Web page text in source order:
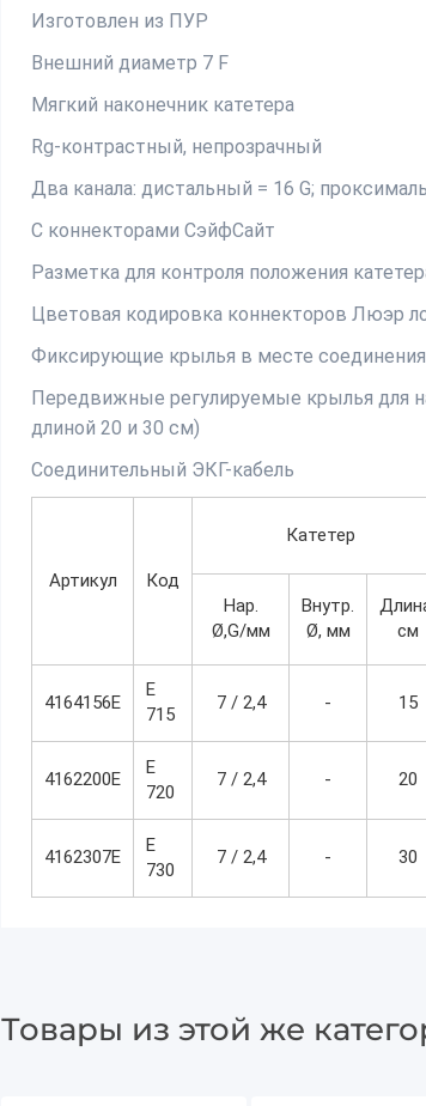
Изготовлен из ПУР
Внешний диаметр 7 F
Мягкий наконечник катетера
Rg-контрастный, непрозрачный
Два канала: дистальный = 16 G;
С коннекторами СэйфСайт
Разметка для контроля положения
Цветовая кодировка коннекторов Люэр
Фиксирующие крылья в месте
Передвижные регулируемые крылья для
длиной 20 и 30 см)
Соединительный ЭКГ-кабель
Артикул Код
Катетер
Нар.
Ø,G/мм
Внутр.
Ø, мм
см
4164156E
Е
715
7 / 2,4 - 15
4162200E
Е
720
7 / 2,4 - 20
4162307E
Е
730
7 / 2,4 - 30
Товары из этой же